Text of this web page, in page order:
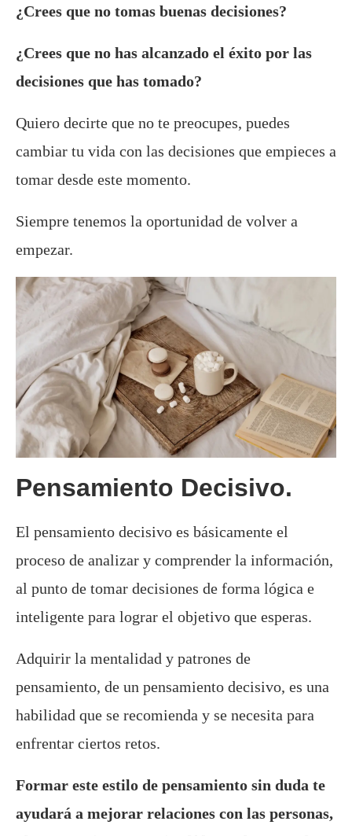
¿Crees que no tomas buenas decisiones?
¿Crees que no has alcanzado el éxito por las
decisiones que has tomado?
Quiero decirte que no te preocupes, puedes
cambiar tu vida con las decisiones que empieces a
tomar desde este momento.
Siempre tenemos la oportunidad de volver a
empezar.
Pensamiento Decisivo.
El pensamiento decisivo es básicamente el
proceso de analizar y comprender la información,
al punto de tomar decisiones de forma lógica e
inteligente para lograr el objetivo que esperas.
Adquirir la mentalidad y patrones de
pensamiento, de un pensamiento decisivo, es una
habilidad que se recomienda y se necesita para
enfrentar ciertos retos.
Formar este estilo de pensamiento sin duda te
ayudará a mejorar relaciones con las personas,